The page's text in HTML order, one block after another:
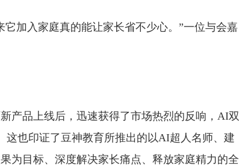
加入家庭真的能让家长省不少心。”一位与会嘉
产品上线后，迅速获得了市场热烈的反响，AI双
这也印证了豆神教育所推出的以AI超人名师、建
为目标、深度解决家长痛点、释放家庭精力的全